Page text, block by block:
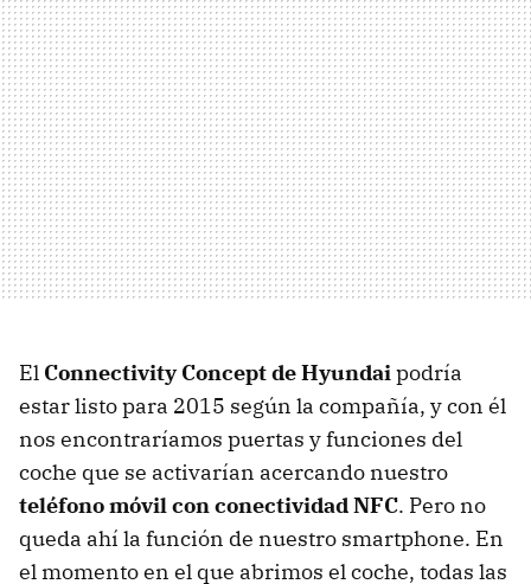
El Connectivity Concept de Hyundaipodría
estar listo para 2015 según la compañía, y con él
nos encontraríamos puertas y funciones del
coche que se activarían acercando nuestro
teléfono móvil con conectividad NFC. Pero no
queda ahí la función de nuestro smartphone. En
el momento en el que abrimos el coche, todas las